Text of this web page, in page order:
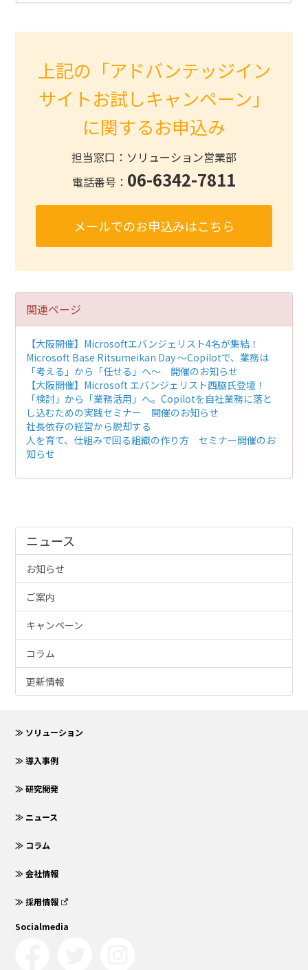
上記の「アドバンテッジイン
サイトお試しキャンペーン」
に関するお申込み
担当窓口：ソリューション営業部
電話番号： 06-6342-7811
メールでのお申込みはこちら
関連ページ
【大阪開催】Microsoftエバンジェリスト4名が集結！
Microsoft Base Ritsumeikan Day ～Copilotで、業務は
「考える」から「任せる」へ～ 開催のお知らせ
【大阪開催】Microsoft エバンジェリスト西脇氏登壇！
「検討」から「業務活用」へ。Copilotを自社業務に落と
し込むための実践セミナー 開催のお知らせ
社長依存の経営から脱却する
人を育て、仕組みで回る組織の作り方 セミナー開催のお
知らせ
ニュース
お知らせ
ご案内
キャンペーン
コラム
更新情報
≫ ソリューション
≫ 導入事例
≫ 研究開発
≫ ニュース
≫ コラム
≫ 会社情報
≫ 採用情報
Socialmedia